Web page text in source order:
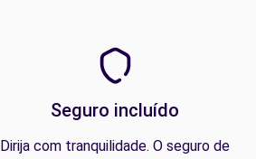
Seguro incluído
Dirija com tranquilidade. O seguro de